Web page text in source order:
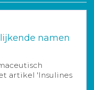
namen
artikel 'Insulines